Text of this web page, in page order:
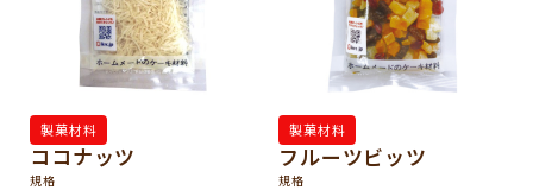
ココナッツ
製菓材料
規格
フルーツビッツ
製菓材料
規格